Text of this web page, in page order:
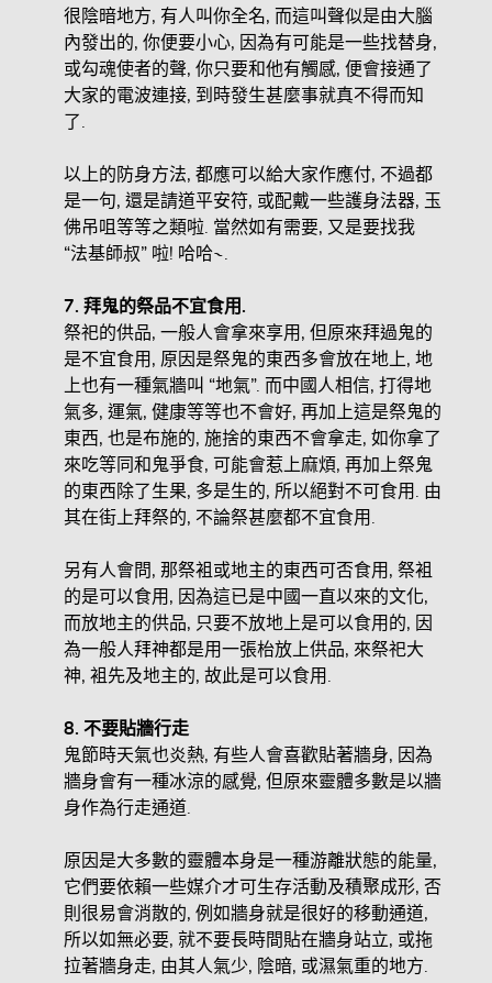
很陰暗地方, 有人叫你全名, 而這叫聲似是由大腦
內發出的, 你便要小心, 因為有可能是一些找替身,
或勾魂使者的聲, 你只要和他有觸感, 便會接通了
大家的電波連接, 到時發生甚麼事就真不得而知
了.
以上的防身方法, 都應可以給大家作應付, 不過都
是一句, 還是請道平安符, 或配戴一些護身法器, 玉
佛吊咀等等之類啦. 當然如有需要, 又是要找我
“法基師叔” 啦! 哈哈~.
7. 拜鬼的祭品不宜食用.
祭祀的供品, 一般人會拿來享用, 但原來拜過鬼的
是不宜食用, 原因是祭鬼的東西多會放在地上, 地
上也有一種氣牆叫 “地氣”. 而中國人相信, 打得地
氣多, 運氣, 健康等等也不會好, 再加上這是祭鬼的
東西, 也是布施的, 施捨的東西不會拿走, 如你拿了
來吃等同和鬼爭食, 可能會惹上麻煩, 再加上祭鬼
的東西除了生果, 多是生的, 所以絕對不可食用. 由
其在街上拜祭的, 不論祭甚麼都不宜食用.
另有人會問, 那祭袓或地主的東西可否食用, 祭袓
的是可以食用, 因為這已是中國一直以來的文化,
而放地主的供品, 只要不放地上是可以食用的, 因
為一般人拜神都是用一張枱放上供品, 來祭祀大
神, 袓先及地主的, 故此是可以食用.
8. 不要貼牆行走
鬼節時天氣也炎熱, 有些人會喜歡貼著牆身, 因為
牆身會有一種冰涼的感覺, 但原來靈體多數是以牆
身作為行走通道.
原因是大多數的靈體本身是一種游離狀態的能量,
它們要依賴一些媒介才可生存活動及積聚成形, 否
則很易會消散的, 例如牆身就是很好的移動通道,
所以如無必要, 就不要長時間貼在牆身站立, 或拖
拉著牆身走, 由其人氣少, 陰暗, 或濕氣重的地方.